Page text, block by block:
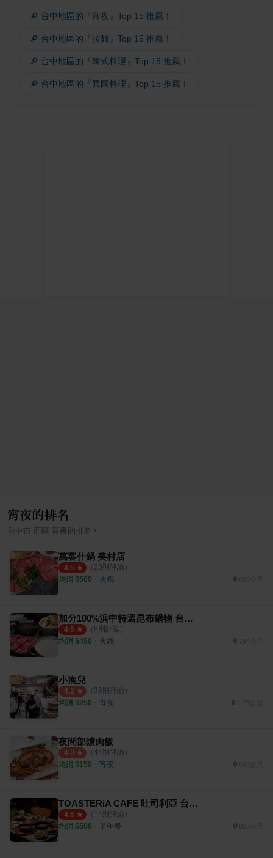
🔎 台中地區的『宵夜』Top 15 推薦！
🔎 台中地區的『拉麵』Top 15 推薦！
🔎 台中地區的『韓式料理』Top 15 推薦！
🔎 台中地區的『異國料理』Top 15 推薦！
宵夜的排名
台中市 西區 宵夜 的排名 ›
萬客什鍋 美村店
4.5 （ 23則評論）
均消 $500 ・ 火鍋
加分100%浜中特選昆布鍋物 台中公益店
4.6 （ 8則評論）
均消 $450 ・ 火鍋
小漁兒
4.2 （ 38則評論）
均消 $250 ・ 宵夜
夜間部爌肉飯
4.0 （ 44則評論）
均消 $150 ・ 宵夜 645公尺
TOASTERiA CAFE 吐司利亞 台中PARK2店
4.6 （ 14則評論）
均消 $500 ・ 早午餐 850公尺